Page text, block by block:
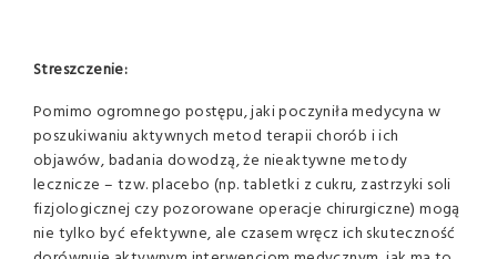
Streszczenie:
Pomimo ogromnego postępu, jaki poczyniła medycyna w
poszukiwaniu aktywnych metod terapii chorób i ich
objawów, badania dowodzą, że nieaktywne metody
lecznicze – tzw. placebo (np. tabletki z cukru, zastrzyki soli
fizjologicznej czy pozorowane operacje chirurgiczne) mogą
nie tylko być efektywne, ale czasem wręcz ich skuteczność